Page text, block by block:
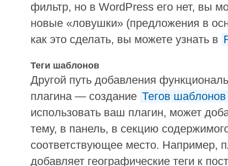
фильтр, но в WordPress его нет, вы
новые «ловушки» (предложения в
как это сделать, вы можете узнать в
Теги шаблонов
Другой путь добавления
плагина — создание Тегов шаблонов
использовать ваш плагин, может
тему, в панель, в секцию
соответствующее место. Например,
добавляет географические теги к